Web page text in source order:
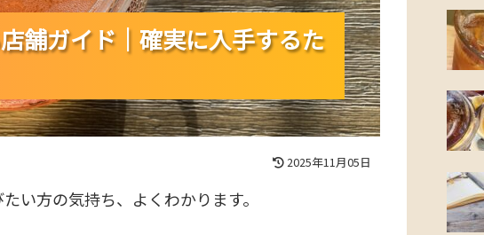
舗ガイド｜確実に入手するた
舗ガイド｜確実に入手するた
舗ガイド｜確実に入手するた
2025年11月05日
い方の気持ち、よくわかります。